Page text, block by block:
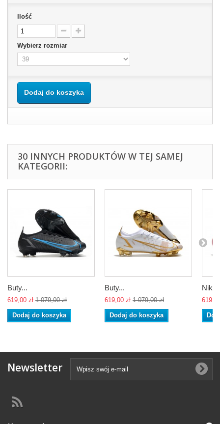
Ilość
Wybierz rozmiar
Dodaj do koszyka
30 INNYCH PRODUKTÓW W TEJ SAMEJ
KATEGORII:
Buty...
619,00 zł 1 079,00 zł
Dodaj do koszyka
Buty...
619,00 zł 1 079,00 zł
Dodaj do koszyka
Newsletter